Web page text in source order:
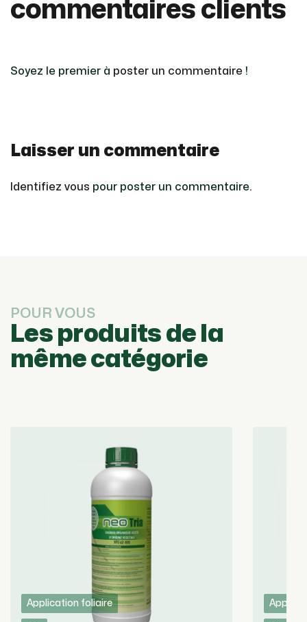
commentaires clients
Soyez le premier à poster un commentaire !
Laisser un commentaire
Identifiez vous pour poster un commentaire.
POUR VOUS
Les produits de la
même catégorie
Application foliaire